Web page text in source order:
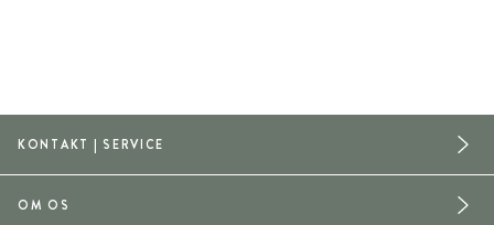
KONTAKT | SERVICE
OM OS